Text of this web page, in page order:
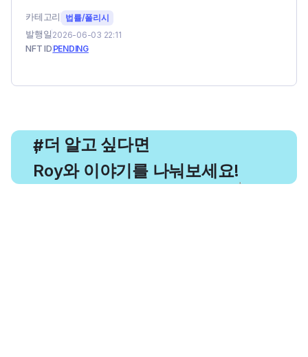
카테고리 법률/폴리시
발행일 2026-06-03 22:11
NFT ID PENDING
#
, 더 알고 싶다면
Roy와 이야기를 나눠보세요!